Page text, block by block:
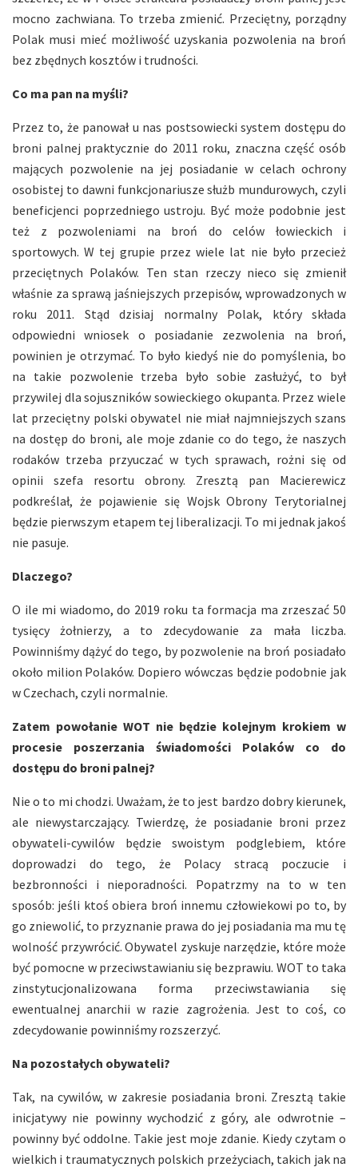
mocno zachwiana. To trzeba zmienić. Przeciętny, porządny
Polak musi mieć możliwość uzyskania pozwolenia na broń
bez zbędnych kosztów i trudności.
Co ma pan na myśli?
Przez to, że panował u nas postsowiecki system dostępu do
broni palnej praktycznie do 2011 roku, znaczna część osób
mających pozwolenie na jej posiadanie w celach ochrony
osobistej to dawni funkcjonariusze służb mundurowych, czyli
beneficjenci poprzedniego ustroju. Być może podobnie jest
też z pozwoleniami na broń do celów łowieckich i
sportowych. W tej grupie przez wiele lat nie było przecież
przeciętnych Polaków. Ten stan rzeczy nieco się zmienił
właśnie za sprawą jaśniejszych przepisów, wprowadzonych w
roku 2011. Stąd dzisiaj normalny Polak, który składa
odpowiedni wniosek o posiadanie zezwolenia na broń,
powinien je otrzymać. To było kiedyś nie do pomyślenia, bo
na takie pozwolenie trzeba było sobie zasłużyć, to był
przywilej dla sojuszników sowieckiego okupanta. Przez wiele
lat przeciętny polski obywatel nie miał najmniejszych szans
na dostęp do broni, ale moje zdanie co do tego, że naszych
rodaków trzeba przyuczać w tych sprawach, rożni się od
opinii szefa resortu obrony. Zresztą pan Macierewicz
podkreślał, że pojawienie się Wojsk Obrony Terytorialnej
będzie pierwszym etapem tej liberalizacji. To mi jednak jakoś
nie pasuje.
Dlaczego?
O ile mi wiadomo, do 2019 roku ta formacja ma zrzeszać 50
tysięcy żołnierzy, a to zdecydowanie za mała liczba.
Powinniśmy dążyć do tego, by pozwolenie na broń posiadało
około milion Polaków. Dopiero wówczas będzie podobnie jak
w Czechach, czyli normalnie.
Zatem powołanie WOT nie będzie kolejnym krokiem w
procesie poszerzania świadomości Polaków co do
dostępu do broni palnej?
Nie o to mi chodzi. Uważam, że to jest bardzo dobry kierunek,
ale niewystarczający. Twierdzę, że posiadanie broni przez
obywateli-cywilów będzie swoistym podglebiem, które
doprowadzi do tego, że Polacy stracą poczucie i
bezbronności i nieporadności. Popatrzmy na to w ten
sposób: jeśli ktoś obiera broń innemu człowiekowi po to, by
go zniewolić, to przyznanie prawa do jej posiadania ma mu tę
wolność przywrócić. Obywatel zyskuje narzędzie, które może
być pomocne w przeciwstawianiu się bezprawiu. WOT to taka
zinstytucjonalizowana forma przeciwstawiania się
ewentualnej anarchii w razie zagrożenia. Jest to coś, co
zdecydowanie powinniśmy rozszerzyć.
Na pozostałych obywateli?
Tak, na cywilów, w zakresie posiadania broni. Zresztą takie
inicjatywy nie powinny wychodzić z góry, ale odwrotnie –
powinny być oddolne. Takie jest moje zdanie. Kiedy czytam o
wielkich i traumatycznych polskich przeżyciach, takich jak na